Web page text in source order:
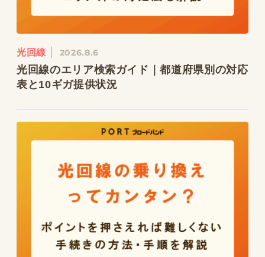
光回線 2026.8.6
光回線のエリア検索ガイド｜都道府県別の対応
表と10ギガ提供状況